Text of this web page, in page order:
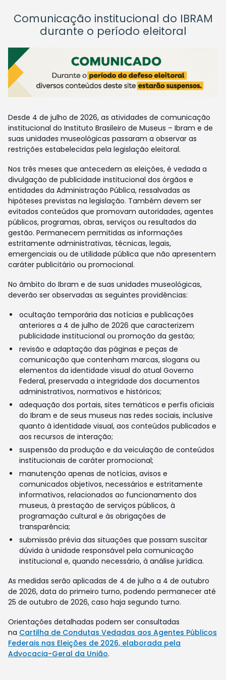
Comunicação institucional do IBRAM
durante o período eleitoral
Desde 4 de julho de 2026, as atividades de comunicação
institucional do Instituto Brasileiro de Museus – Ibram e de
suas unidades museológicas passaram a observar as
restrições estabelecidas pela legislação eleitoral.
Nos três meses que antecedem as eleições, é vedada a
divulgação de publicidade institucional dos órgãos e
entidades da Administração Pública, ressalvadas as
hipóteses previstas na legislação. Também devem ser
evitados conteúdos que promovam autoridades, agentes
públicos, programas, obras, serviços ou resultados da
gestão. Permanecem permitidas as informações
estritamente administrativas, técnicas, legais,
emergenciais ou de utilidade pública que não apresentem
caráter publicitário ou promocional.
No âmbito do Ibram e de suas unidades museológicas,
deverão ser observadas as seguintes providências:
ocultação temporária das notícias e publicações
anteriores a 4 de julho de 2026 que caracterizem
publicidade institucional ou promoção da gestão;
revisão e adaptação das páginas e peças de
comunicação que contenham marcas, slogans ou
elementos da identidade visual do atual Governo
Federal, preservada a integridade dos documentos
administrativos, normativos e históricos;
adequação dos portais, sites temáticos e perfis oficiais
do Ibram e de seus museus nas redes sociais, inclusive
quanto à identidade visual, aos conteúdos publicados e
aos recursos de interação;
suspensão da produção e da veiculação de conteúdos
institucionais de caráter promocional;
manutenção apenas de notícias, avisos e
comunicados objetivos, necessários e estritamente
informativos, relacionados ao funcionamento dos
museus, à prestação de serviços públicos, à
programação cultural e às obrigações de
transparência;
submissão prévia das situações que possam suscitar
dúvida à unidade responsável pela comunicação
institucional e, quando necessário, à análise jurídica.
As medidas serão aplicadas de 4 de julho a 4 de outubro
de 2026, data do primeiro turno, podendo permanecer até
25 de outubro de 2026, caso haja segundo turno.
Orientações detalhadas podem ser consultadas
na Cartilha de Condutas Vedadas aos Agentes Públicos
Federais nas Eleições de 2026, elaborada pela
Advocacia-Geral da União.